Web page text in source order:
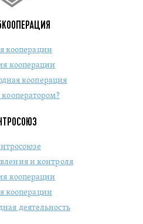
кооперации
кооперации
кооперация
кооператором?
и контроля
кооперации
кооперации
деятельность